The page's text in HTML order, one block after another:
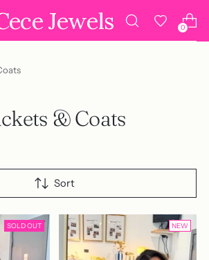
Jewels 0
& Coats
Sort
SOLD OUT NEW